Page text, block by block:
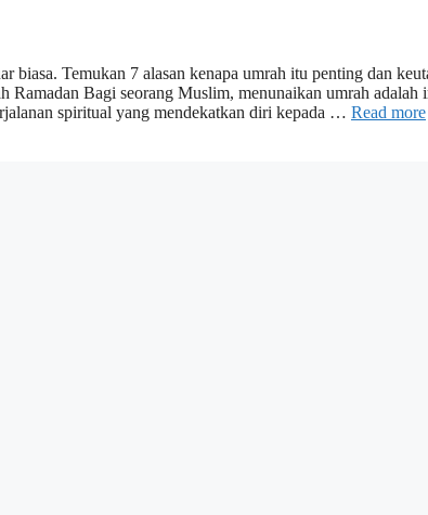
biasa. Temukan 7 alasan kenapa umrah itu penting dan
Ramadan Bagi seorang Muslim, menunaikan umrah adalah
spiritual yang mendekatkan diri kepada … Read more